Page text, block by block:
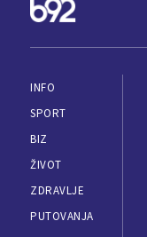
INFO
SPORT
BIZ
ŽIVOT
ZDRAVLJE
PUTOVANJA